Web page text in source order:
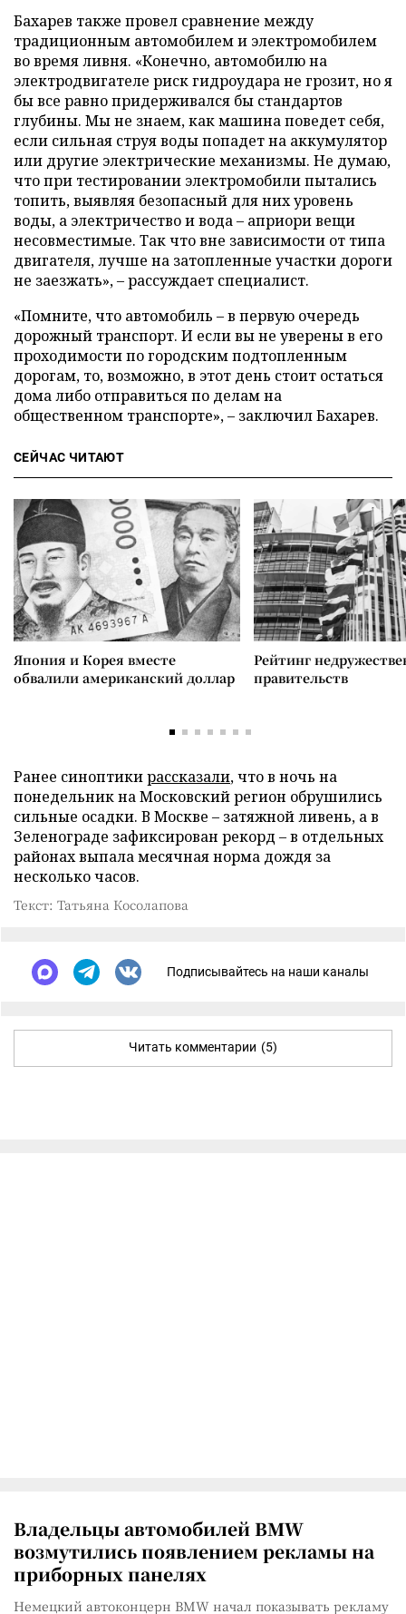
Бахарев также провел сравнение между
традиционным автомобилем и электромобилем
во время ливня. «Конечно, автомобилю на
электродвигателе риск гидроудара не грозит, но я
бы все равно придерживался бы стандартов
глубины. Мы не знаем, как машина поведет себя,
если сильная струя воды попадет на аккумулятор
или другие электрические механизмы. Не думаю,
что при тестировании электромобили пытались
топить, выявляя безопасный для них уровень
воды, а электричество и вода – априори вещи
несовместимые. Так что вне зависимости от типа
двигателя, лучше на затопленные участки дороги
не заезжать», – рассуждает специалист.
«Помните, что автомобиль – в первую очередь
дорожный транспорт. И если вы не уверены в его
проходимости по городским подтопленным
дорогам, то, возможно, в этот день стоит остаться
дома либо отправиться по делам на
общественном транспорте», – заключил Бахарев.
СЕЙЧАС ЧИТАЮТ
Япония и Корея вместе
обвалили американский доллар
Рейтинг
правительств
Ранее синоптикирассказали, что в ночь на
понедельник на Московский регион обрушились
сильные осадки. В Москве – затяжной ливень, а в
Зеленограде зафиксирован рекорд – в отдельных
районах выпала месячная норма дождя за
несколько часов.
Текст: Татьяна Косолапова
Подписывайтесь на наши каналы
Читать комментарии (5)
Владельцы автомобилей BMW
возмутились появлением рекламы на
приборных панелях
Немецкий автоконцерн BMW начал показывать рекламу